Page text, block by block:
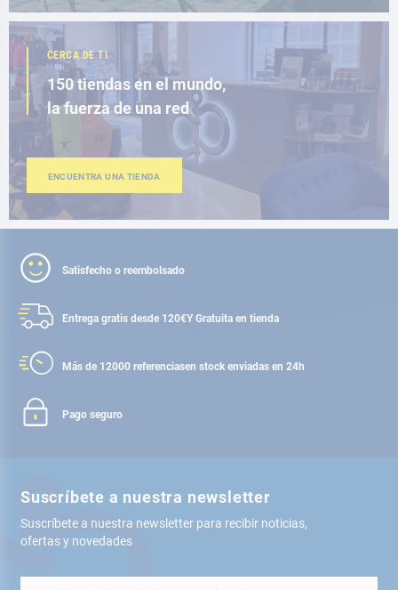
CERCA DE TI
150 tiendas en el mundo,
la fuerza de una red
ENCUENTRA UNA TIENDA
Satisfecho o reembolsado
Entrega gratis desde 120€Y Gratuita en tienda
Más de 12000 referenciasen stock enviadas en 24h
Pago seguro
Suscríbete a nuestra newsletter
Suscríbete a nuestra newsletter para recibir noticias,
ofertas y novedades